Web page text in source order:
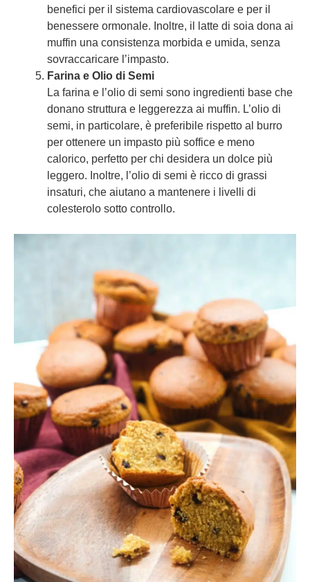
benefici per il sistema cardiovascolare e per il
benessere ormonale. Inoltre, il latte di soia dona ai
muffin una consistenza morbida e umida, senza
sovraccaricare l’impasto.
Farina e Olio di Semi
La farina e l’olio di semi sono ingredienti base che
donano struttura e leggerezza ai muffin. L’olio di
semi, in particolare, è preferibile rispetto al burro
per ottenere un impasto più soffice e meno
calorico, perfetto per chi desidera un dolce più
leggero. Inoltre, l’olio di semi è ricco di grassi
insaturi, che aiutano a mantenere i livelli di
colesterolo sotto controllo.